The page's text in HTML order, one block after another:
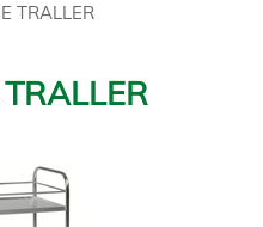
TRALLER